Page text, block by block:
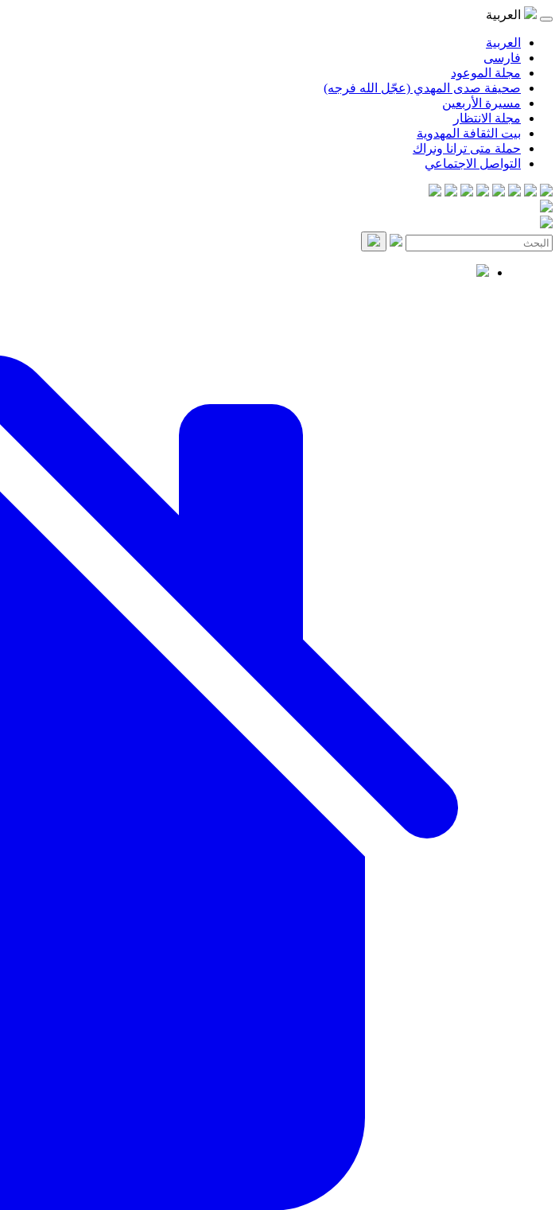
العربية
العربية
فارسی
مجلة الموعود
صحيفة صدى المهدي (عجّل الله فرجه)
مسيرة الأربعين
مجلة الانتظار
بيت الثقافة المهدوية
حملة متى ترانا ونراك
التواصل الاجتماعي